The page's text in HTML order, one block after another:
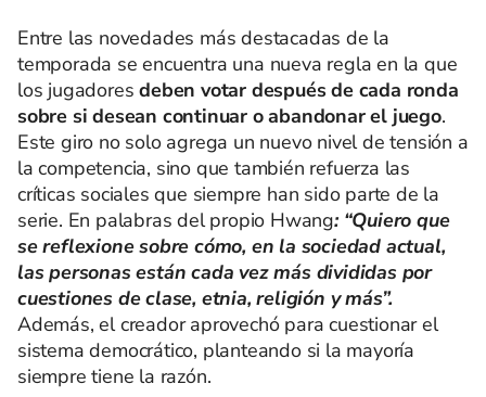
Entre las novedades más destacadas de la
temporada se encuentra una nueva regla en la que
los jugadores deben votar después de cada ronda
sobre si desean continuar o abandonar el juego.
Este giro no solo agrega un nuevo nivel de tensión a
la competencia, sino que también refuerza las
críticas sociales que siempre han sido parte de la
serie. En palabras del propio Hwang: “Quiero que
se reflexione sobre cómo, en la sociedad actual,
las personas están cada vez más divididas por
cuestiones de clase, etnia, religión y más”.
Además, el creador aprovechó para cuestionar el
sistema democrático, planteando si la mayoría
siempre tiene la razón.